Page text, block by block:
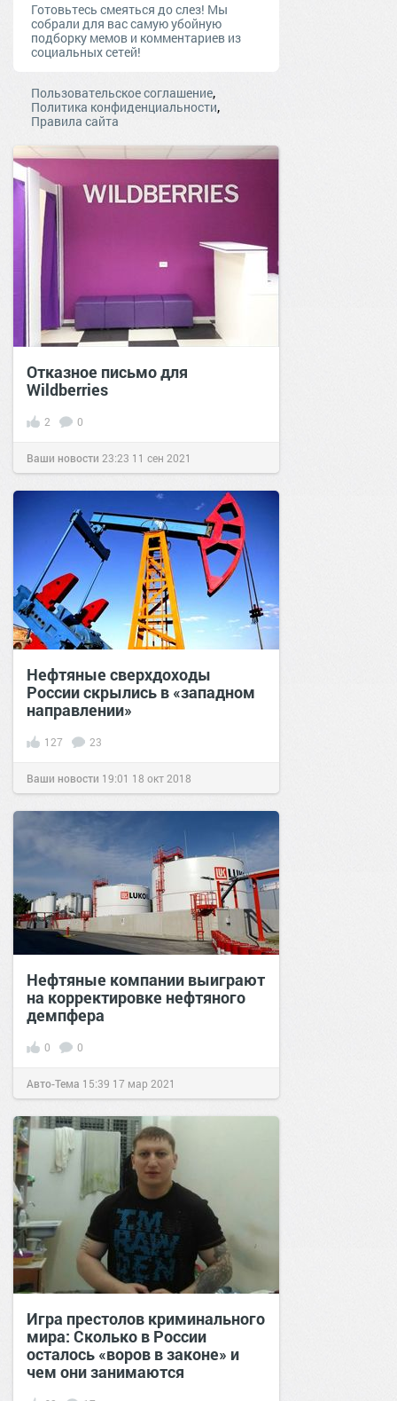
Готовьтесь смеяться до слез! Мы
собрали для вас самую убойную
подборку мемов и комментариев из
социальных сетей!
Пользовательское соглашение,
Политика конфиденциальности,
Правила сайта
Отказное письмо для
Wildberries
2 0
Ваши новости 23:23 11 сен 2021
Нефтяные сверхдоходы
России скрылись в «западном
направлении»
127 23
Ваши новости 19:01 18 окт 2018
Нефтяные компании выиграют
на корректировке нефтяного
демпфера
0 0
Авто-Тема 15:39 17 мар 2021
Игра престолов криминального
мира: Сколько в России
осталось «воров в законе» и
чем они занимаются